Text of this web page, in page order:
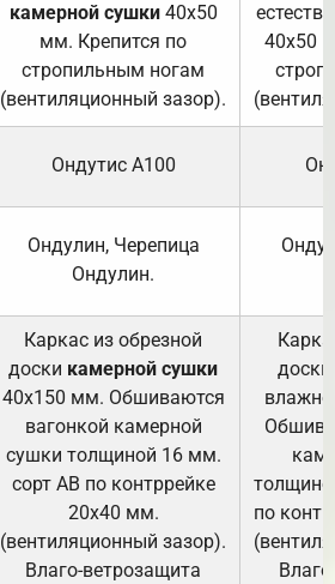
камерной сушки40х50
мм. Крепится по
стропильным ногам
(вентиляционный зазор).
40х50
Ондутис А100
Ондулин, Черепица
Ондулин.
Каркас из обрезной
доски камерной сушки
40х150 мм. Обшиваются
вагонкой камерной
сушки толщиной 16 мм.
сорт АВ по контррейке
20х40 мм.
(вентиляционный зазор).
Влаго-ветрозащита
доски
по